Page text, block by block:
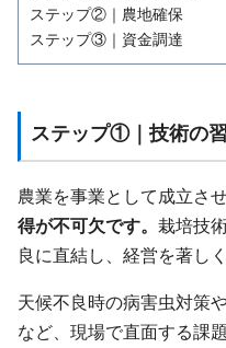
ステップ②｜農地確保
ステップ③｜資金調達
ステップ①｜技術の
農業を事業として成立させ
得が不可欠です。 栽培技
良に直結し、経営を著し
天候不良時の病害虫対策
など、現場で直面する課